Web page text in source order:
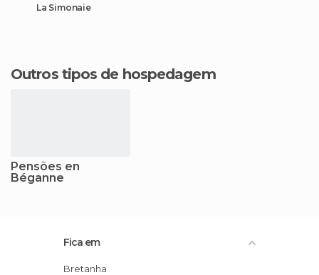
La Simonaie
Outros tipos de hospedagem
Pensões en
Béganne
Fica em
Bretanha